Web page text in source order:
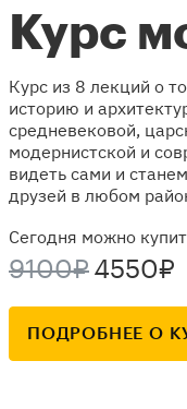
Курс
Курс из 8 лекций о
историю и
средневековой,
модернистской и
видеть сами и
друзей в любом
Сегодня можно
9100₽ 4550₽
ПОДРОБНЕЕ О